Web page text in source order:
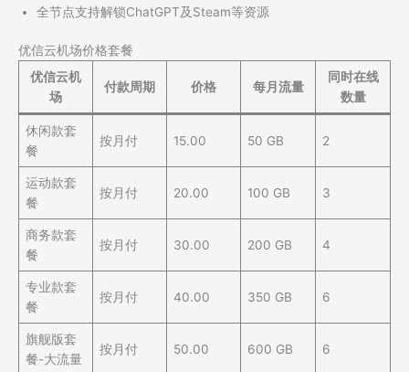
全节点支持解锁ChatGPT及Steam等资源
优信云机场价格套餐
优信云机
场
付款周期 价格 每月流量
同时在线
数量
休闲款套
餐
按月付 15.00 50 GB 2
运动款套
餐
按月付 20.00 100 GB 3
商务款套
餐
按月付 30.00 200 GB 4
专业款套
餐
按月付 40.00 350 GB 6
旗舰版套
餐-大流量
按月付 50.00 600 GB 6